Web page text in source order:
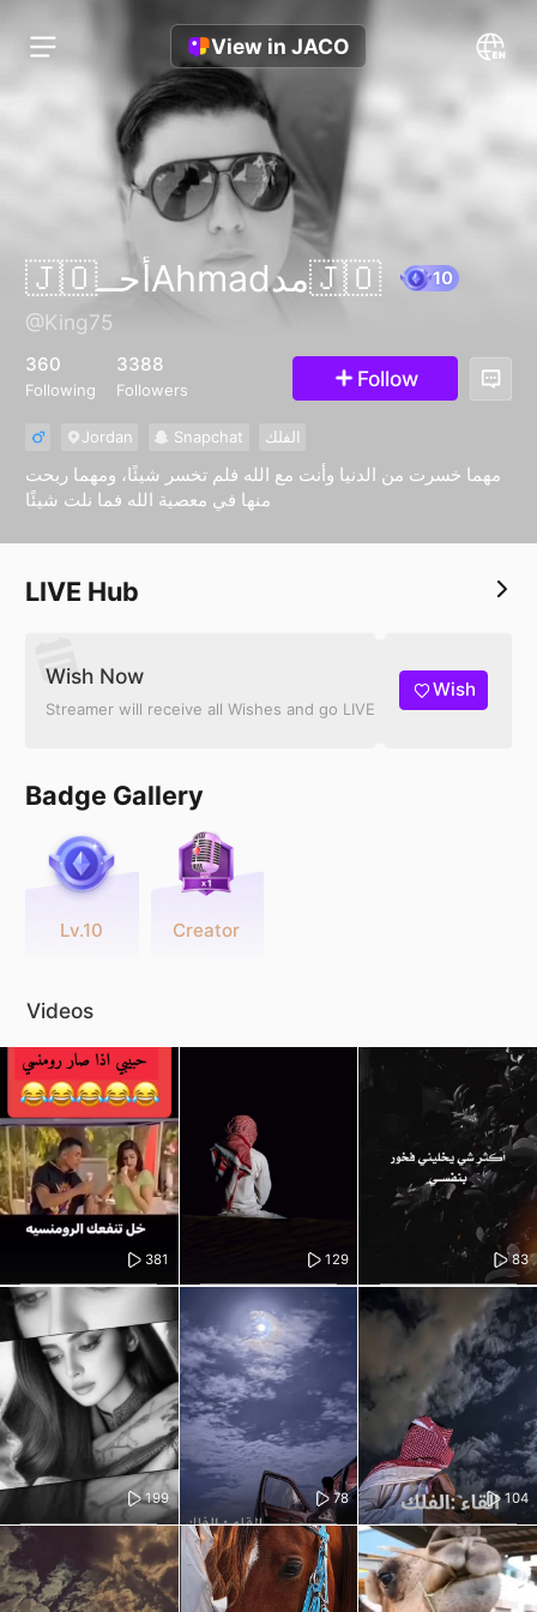
View in JACO
🇯🇴أحــAhmadمد🇯🇴
@King75
360
Following
3388
Followers Follow
Jordan Snapchat الفلك
مهما خسرت من الدنيا وأنت مع الله فلم تخسر شيئًا، ومهما ربحت
منها في معصية الله فما نلت شيئًا
LIVE Hub
Wish Now
Streamer will receive all Wishes and go LIVE
Wish
Badge Gallery
Lv.10 Creator
Videos
381 129 83
199 78 104